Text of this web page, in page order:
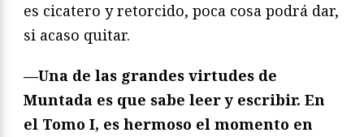
es cicatero y retorcido, poca cosa podrá dar,
si acaso quitar.
—Una de las grandes virtudes de
Muntada es que sabe leer y escribir. En
el Tomo I, es hermoso el momento en